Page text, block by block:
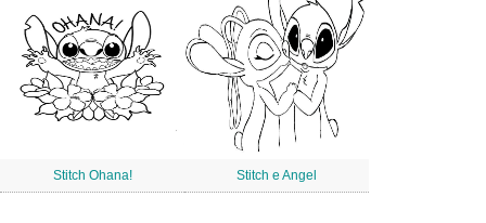
Stitch Ohana! Stitch e Angel